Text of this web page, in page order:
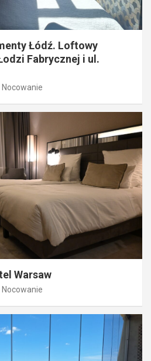
Łódź. Loftowy
Fabrycznej i ul.
Nocowanie
Warsaw
Nocowanie